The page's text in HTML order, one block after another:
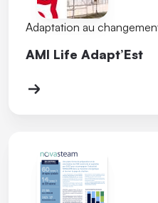
Adaptation au
AMI Life Adapt’Est